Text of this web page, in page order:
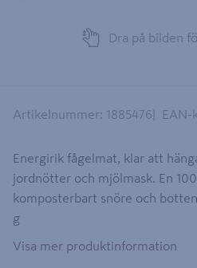
Dra på bilden
Artikelnummer: 1885476 EAN-
Energirik fågelmat, klar att
jordnötter och mjölmask. En
komposterbart snöre och
g
Visa mer produktinformation